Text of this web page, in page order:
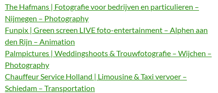
The Hafmans | Fotografie voor bedrijven en particulieren –
Nijmegen – Photography
Funpix | Green screen LIVE foto-entertainment – Alphen aan
den Rijn – Animation
Palmpictures | Weddingshoots & Trouwfotografie – Wijchen –
Photography
Chauffeur Service Holland | Limousine & Taxi vervoer –
Schiedam – Transportation